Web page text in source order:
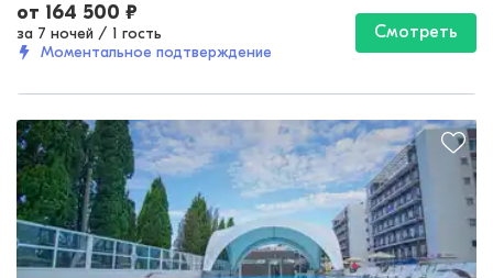
от 164 500 ₽
за 7 ночей / 1 гость
Моментальное подтверждение
Смотреть